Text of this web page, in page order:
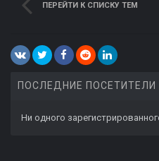
ПЕРЕЙТИ К СПИСКУ ТЕМ
ПОСЛЕДНИЕ ПОСЕТИТЕЛИ
Ни одного